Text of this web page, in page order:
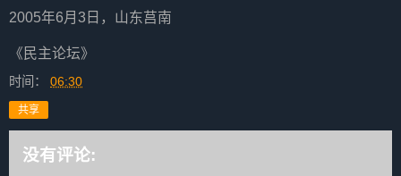
2005年6月3日，山东莒南
《民主论坛》
时间： 06:30
共享
没有评论: